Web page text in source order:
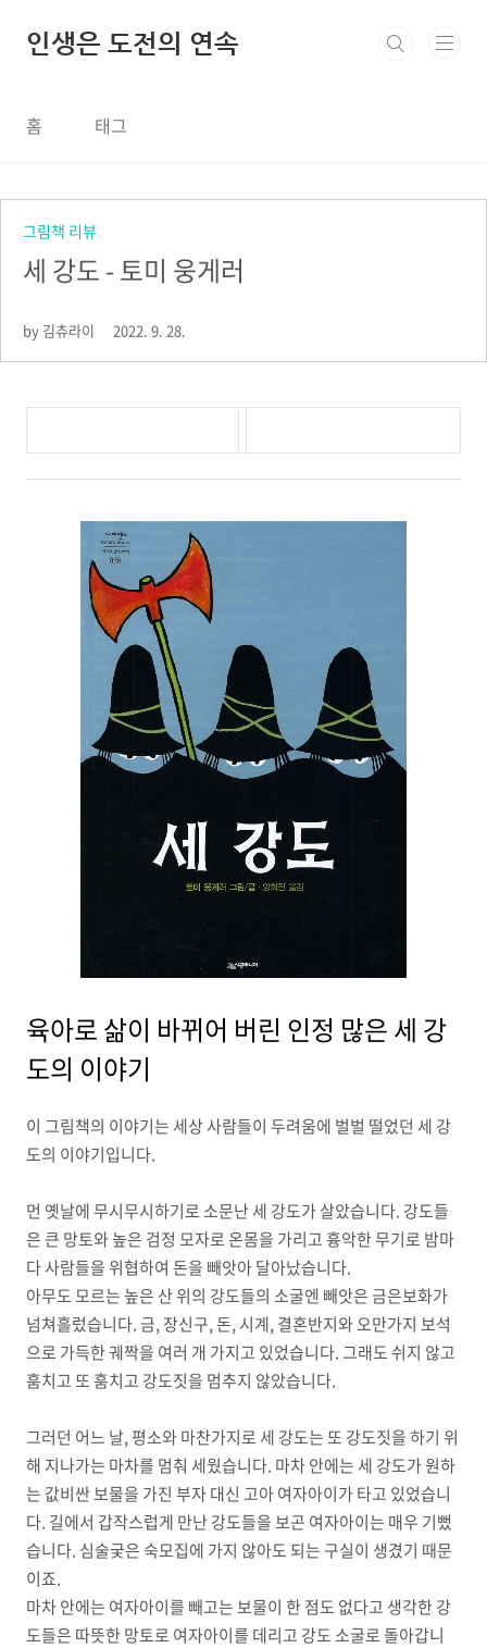
인생은 도전의 연속
홈 태그
그림책 리뷰
세 강도 - 토미 웅게러
by 김츄라이 2022. 9. 28.
육아로 삶이 바뀌어 버린 인정 많은 세 강
도의 이야기
이 그림책의 이야기는 세상 사람들이 두려움에 벌벌 떨었던 세 강
도의 이야기입니다.
먼 옛날에 무시무시하기로 소문난 세 강도가 살았습니다. 강도들
은 큰 망토와 높은 검정 모자로 온몸을 가리고 흉악한 무기로 밤마
다 사람들을 위협하여 돈을 빼앗아 달아났습니다.
아무도 모르는 높은 산 위의 강도들의 소굴엔 빼앗은 금은보화가
넘쳐흘렀습니다. 금, 장신구, 돈, 시계, 결혼반지와 오만가지 보석
으로 가득한 궤짝을 여러 개 가지고 있었습니다. 그래도 쉬지 않고
훔치고 또 훔치고 강도짓을 멈추지 않았습니다.
그러던 어느 날, 평소와 마찬가지로 세 강도는 또 강도짓을 하기 위
해 지나가는 마차를 멈춰 세웠습니다. 마차 안에는 세 강도가 원하
는 값비싼 보물을 가진 부자 대신 고아 여자아이가 타고 있었습니
다. 길에서 갑작스럽게 만난 강도들을 보곤 여자아이는 매우 기뻤
습니다. 심술궂은 숙모집에 가지 않아도 되는 구실이 생겼기 때문
이죠.
마차 안에는 여자아이를 빼고는 보물이 한 점도 없다고 생각한 강
도들은 따뜻한 망토로 여자아이를 데리고 강도 소굴로 돌아갑니